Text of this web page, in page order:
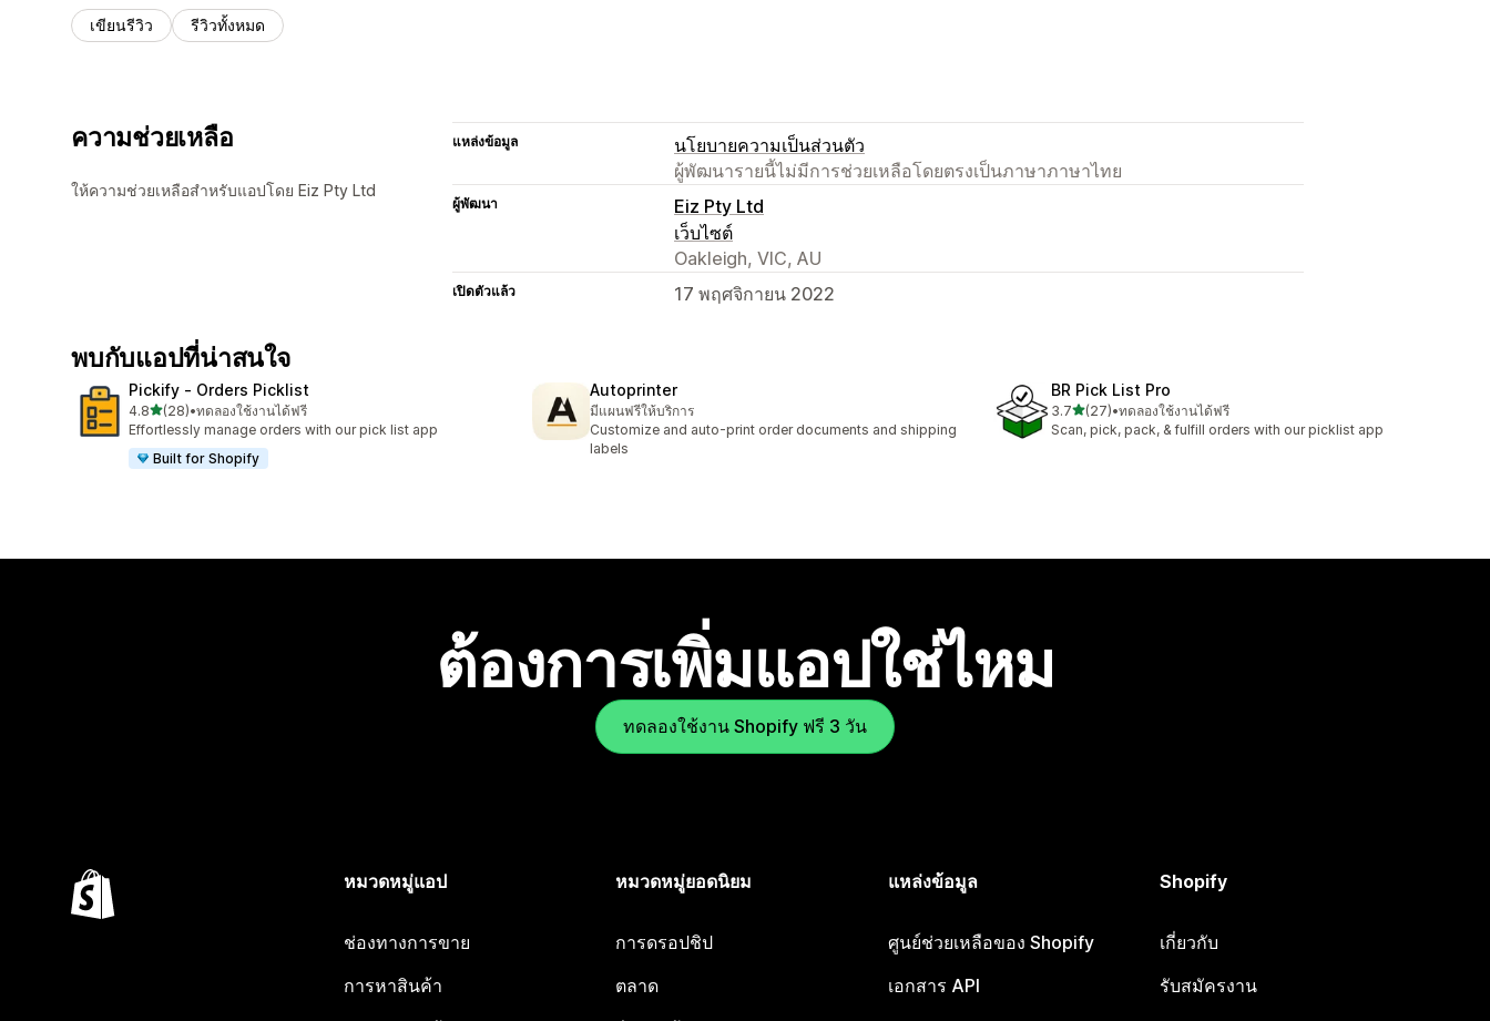
เขียนรีวิว รีวิวทั้งหมด
ความช่วยเหลือ
ให้ความช่วยเหลือสำหรับแอปโดย Eiz Pty Ltd
แหล่งข้อมูล
นโยบายความเป็นส่วนตัว
ผู้พัฒนารายนี้ไม่มีการช่วยเหลือโดยตรงเป็นภาษาภาษาไทย
ผู้พัฒนา
Eiz Pty Ltd
เว็บไซต์
Oakleigh, VIC, AU
เปิดตัวแล้ว 17 พฤศจิกายน 2022
พบกับแอปที่น่าสนใจ
Pickify ‑ Orders Picklist
4.8เต็ม 5 ดาว
(28)
ทั้งหมด 28 รีวิว
•ทดลองใช้งานได้ฟรี
Effortlessly manage orders with our pick list app
Built for Shopify
Autoprinter
มีแผนฟรีให้บริการ
Customize and auto-print order documents and shipping
labels
BR Pick List Pro
3.7เต็ม 5 ดาว
(27)
ทั้งหมด 27 รีวิว
•ทดลองใช้งานได้ฟรี
Scan, pick, pack, & fulfill orders with our picklist app
ต้องการเพิ่มแอปใช่ไหม
ทดลองใช้งาน Shopify ฟรี 3 วัน
หมวดหมู่แอป
ช่องทางการขาย
การหาสินค้า
หมวดหมู่ยอดนิยม
การดรอปชิป
ตลาด
แหล่งข้อมูล
ศูนย์ช่วยเหลือของ Shopify
เอกสาร API
Shopify
เกี่ยวกับ
รับสมัครงาน